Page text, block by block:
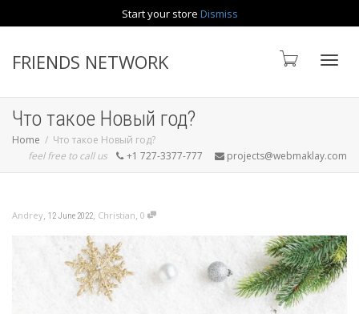
Start your store Dismiss
FRIENDS NETWORK
Что такое Новый год?
Home
Что такое Новый год?
feel free to call us
+1 727-3377-777 projects@webmaklay.com
Andrey, 12 June 2022, Christian, 0